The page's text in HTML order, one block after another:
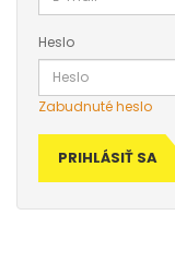
Heslo
Zabudnuté heslo